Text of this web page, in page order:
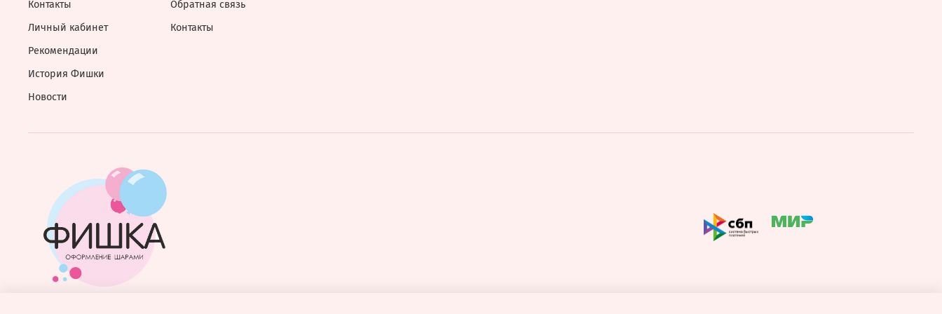
Контакты
Личный кабинет
Рекомендации
История Фишки
Новости
Обратная связь
Контакты